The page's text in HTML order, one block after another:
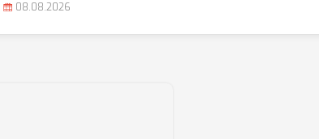
08.08.2026